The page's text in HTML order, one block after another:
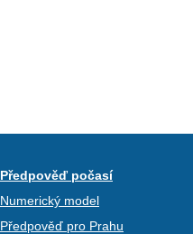
Předpověď počasí
Numerický model
Předpověď pro Prahu